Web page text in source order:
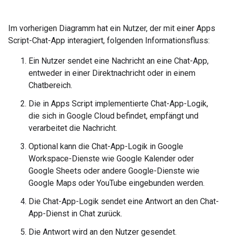
Im vorherigen Diagramm hat ein Nutzer, der mit einer Apps
Script-Chat-App interagiert, folgenden Informationsfluss:
Ein Nutzer sendet eine Nachricht an eine Chat-App,
entweder in einer Direktnachricht oder in einem
Chatbereich.
Die in Apps Script implementierte Chat-App-Logik,
die sich in Google Cloud befindet, empfängt und
verarbeitet die Nachricht.
Optional kann die Chat-App-Logik in Google
Workspace-Dienste wie Google Kalender oder
Google Sheets oder andere Google-Dienste wie
Google Maps oder YouTube eingebunden werden.
Die Chat-App-Logik sendet eine Antwort an den Chat-
App-Dienst in Chat zurück.
Die Antwort wird an den Nutzer gesendet.